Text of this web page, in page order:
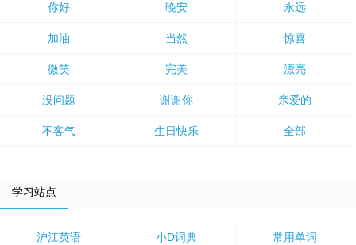
你好 晚安 永远
加油 当然 惊喜
微笑 完美 漂亮
没问题 谢谢你 亲爱的
不客气 生日快乐 全部
学习站点
沪江英语 小D词典 常用单词